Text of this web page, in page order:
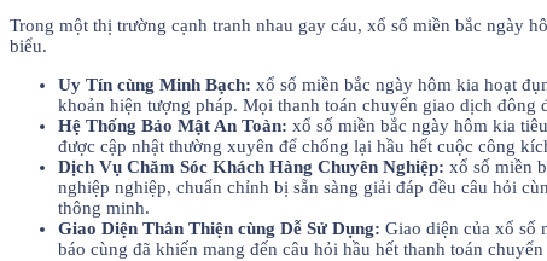
Trong một thị trường cạnh tranh nhau gay cáu, xổ số miền bắc ngày
biểu.
Uy Tín cùng Minh Bạch: xổ số miền bắc ngày hôm kia hoạt
khoản hiện tượng pháp. Mọi thanh toán chuyển giao dịch
Hệ Thống Bảo Mật An Toàn: xổ số miền bắc ngày hôm kia
được cập nhật thường xuyên để chống lại hầu hết cuộc công
Dịch Vụ Chăm Sóc Khách Hàng Chuyên Nghiệp: xổ số miền
nghiệp nghiệp, chuẩn chỉnh bị sẵn sàng giải đáp đều câu hỏi
thông minh.
Giao Diện Thân Thiện cùng Dễ Sử Dụng: Giao diện của xổ số
báo cùng đã khiến mang đến câu hỏi hầu hết thanh toán